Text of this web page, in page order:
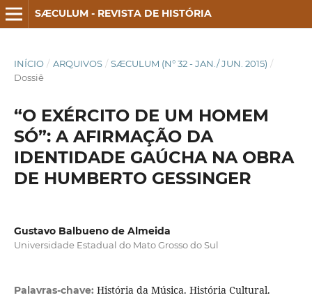
SÆCULUM - REVISTA DE HISTÓRIA
INÍCIO / ARQUIVOS / SÆCULUM (N° 32 - JAN./ JUN. 2015) /
Dossiê
“O EXÉRCITO DE UM HOMEM
SÓ”: A AFIRMAÇÃO DA
IDENTIDADE GAÚCHA NA OBRA
DE HUMBERTO GESSINGER
Gustavo Balbueno de Almeida
Universidade Estadual do Mato Grosso do Sul
Palavras-chave: História da Música. História Cultural.